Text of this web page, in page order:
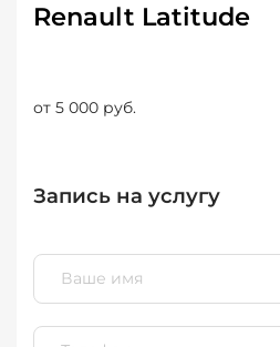
Renault Latitude
от 5 000 руб.
Запись на услугу